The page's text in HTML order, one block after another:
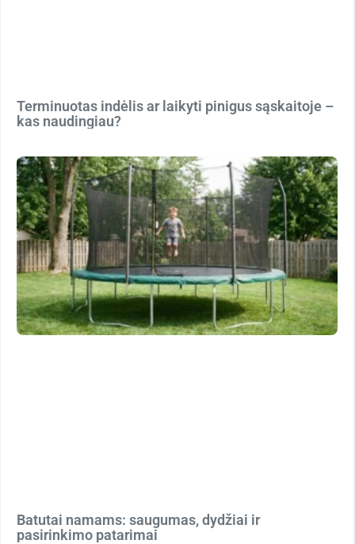
Terminuotas indėlis ar laikyti pinigus sąskaitoje –
kas naudingiau?
Batutai namams: saugumas, dydžiai ir
pasirinkimo patarimai